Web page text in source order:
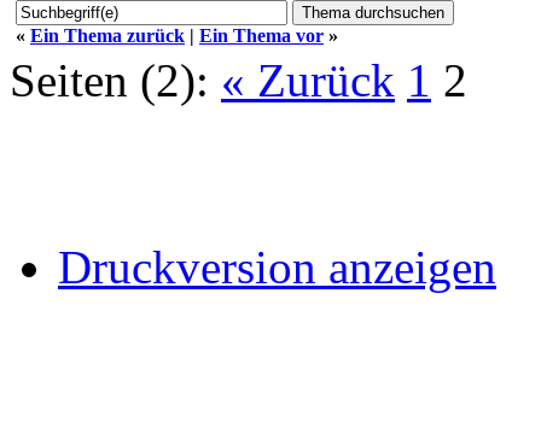
« Ein Thema zurück | Ein Thema vor »
Seiten (2): « Zurück 1 2
Druckversion anzeigen